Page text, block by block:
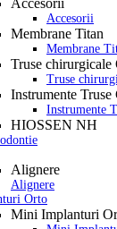
Accesorii
Accesorii
Membrane Titan
Membrane
Truse
Truse
Instrumente
Instrumente
HIOSSEN NH
Alignere
Alignere
Orto
Mini Implanturi